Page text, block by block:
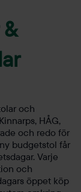
och
HÅG,
och redo för
budgetstol får
Varje
och
öppet köp